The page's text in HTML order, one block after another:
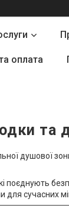
оплата
та
душової
сучасних